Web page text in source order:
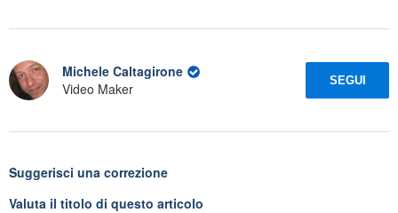
Michele Caltagirone
Video Maker
SEGUI
Suggerisci una correzione
Valuta il titolo di questo articolo